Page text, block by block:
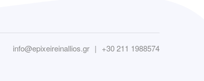
+30 211 1988574
|
info@epixeireinallios.gr